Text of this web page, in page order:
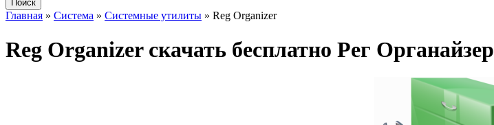
Главная » Система » Системные утилиты » Reg Organizer
Reg Organizer скачать бесплатно Рег Органайзер